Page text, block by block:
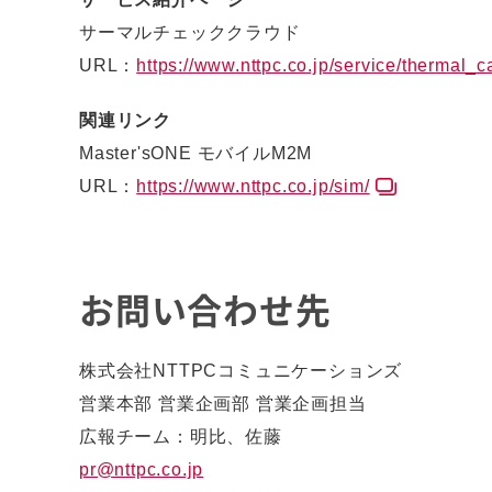
サーマルチェッククラウド
URL： https://www.nttpc.co.jp/service/
関連リンク
Master'sONE モバイルM2M
URL： https://www.nttpc.co.jp/sim/
お問い合わせ先
株式会社NTTPCコミュニケーションズ
営業本部 営業企画部 営業企画担当
広報チーム：明比、佐藤
pr@nttpc.co.jp